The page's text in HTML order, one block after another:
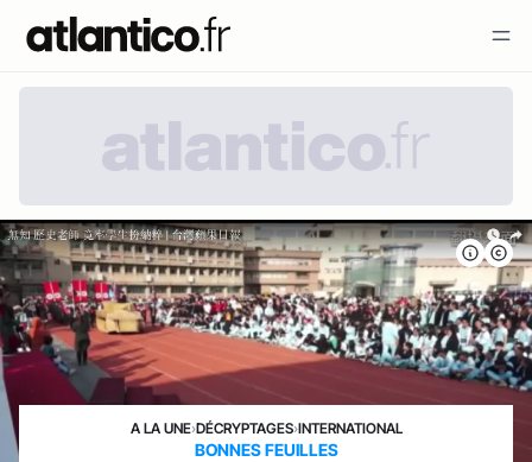
A LA UNE›DÉCRYPTAGES›INTERNATIONAL
BONNES FEUILLES